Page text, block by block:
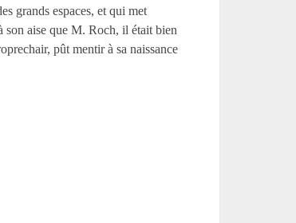
grands espaces, et qui met
son aise que M. Roch, il était bien
pût mentir à sa naissance